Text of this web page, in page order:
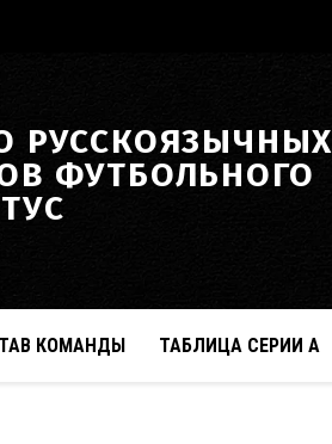
РУССКОЯЗЫЧНЫХ
ФУТБОЛЬНОГО
КОМАНДЫ ТАБЛИЦА СЕРИИ А